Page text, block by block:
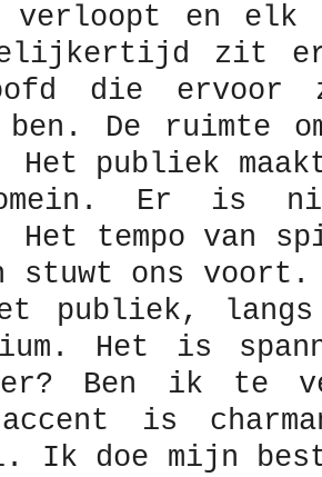
en elk
zit er
die
ben. De ruimte
Het publiek
Er is
Het tempo van
stuwt ons voort.
publiek,
Het is
Ben ik te
is
Ik doe mijn